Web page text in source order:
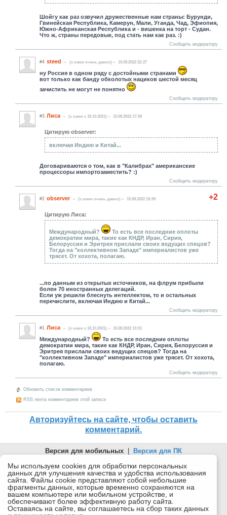
Шойгу как раз озвучил дружественные нам страны: Бурунди,
Гвинейская Республика, Камерун, Мали, Уганда, Чад, Эфиопия,
Южно-Африканская Республика и - вишенка на торт - Судан.
Что ж, страны передовые, под стать нам как раз. :)
Сообщить модератору
#4 steed (c нами очень давно) 15.08.2022 22:27
ну Россия в одном ряду с достойными странами
вот только как банду обколотых нациков шестой месяц
зачистить не могут не понятно
Сообщить модератору
#3 Лиса (c нами с 18.10.2021) 15.08.2022 17:59
Цитирую observer:
включая Индию и Китай...
Договариваются о том, как в "Калибрах" американские
процессоры импортозаместить? :)
Сообщить модератору
+2
#2 observer (c нами очень давно) 15.08.2022 15:59
Цитирую Лиса:
Международный?
То есть все последние оплоты
демократии мира, такие как КНДР, Иран, Сирия,
Белоруссия и Эритрея прислали своих ведущих спецов?
Тогда на "коллективном Западе" империалистов уже
трясет. От хохота, полагаю.
...по данным из открытых источников, на флрум прибыли
болен 70 иностранных делегаций.
Если уж решили блеснуть интеллектом, то и остальных
перечислите, включая Индию и Китай...
Сообщить модератору
#1 Лиса (c нами с 18.10.2021) 15.08.2022 13:51
Международный?
То есть все последние оплоты
демократии мира, такие как КНДР, Иран, Сирия, Белоруссия и
Эритрея прислали своих ведущих спецов? Тогда на
"коллективном Западе" империалистов уже трясет. От хохота,
полагаю.
Сообщить модератору
Обновить список комментариев
RSS лента комментариев этой записи
Авторизуйтесь на сайте, чтобы оставить
комментарий.
Версия для мобильных
Версия для ПК
© 2026 Беломорканал Северодвинск tv29.ru
Joomla!is Free Software released under the GNU General Public
License.
Mobile version byMobile Joomla!
Desktop Version
Мы используем cookies для обработки персональных
данных для улучшения качества и удобства использования
сайта. Файлы cookie представляют собой небольшие
фрагменты данных, которые временно сохраняются на
вашем компьютере или мобильном устройстве, и
обеспечивают более эффективную работу сайта.
Оставаясь на сайте, вы соглашаетесь на сбор таких данных